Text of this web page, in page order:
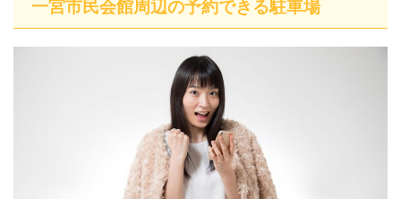
一宮市民会館周辺の予約できる駐車場